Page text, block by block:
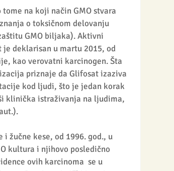
na koji način GMO stvara
o toksičnom delovanju
GMO biljaka). Aktivni
deklarisan u martu 2015, od
kao verovatni karcinogen. Šta
priznaje da Glifosat izaziva
kod ljudi, što je jedan korak
klinička istraživanja na ljudima,
žučne kese, od 1996. god., u
kultura i njihovo posledično
ovih karcinoma  se u